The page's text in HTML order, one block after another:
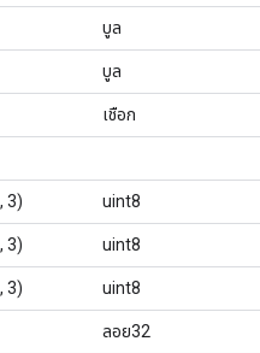
บูล
บูล
เชือก
3) uint8
3) uint8
3) uint8
ลอย32